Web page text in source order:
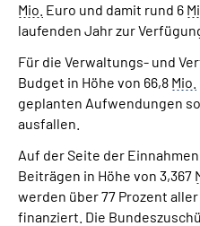
Mio. Euro und damit rund 6
laufenden Jahr zur
Für die Verwaltungs- und
Budget in Höhe von 66,8 Mio.
geplanten Aufwendungen
ausfallen.
Auf der Seite der
Beiträgen in Höhe von 3,367
werden über 77 Prozent
finanziert. Die